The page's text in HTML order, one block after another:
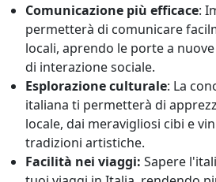
Comunicazione più efficace:
permetterà di comunicare
locali, aprendo le porte a
di interazione sociale.
Esplorazione culturale: La
italiana ti permetterà di
locale, dai meravigliosi cibi e
tradizioni artistiche.
Facilità nei viaggi: Sapere